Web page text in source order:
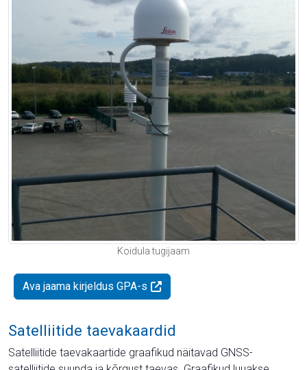
Koidula tugijaam
Ava jaama kirjeldus GPA-s
Satelliitide taevakaardid
Satelliitide taevakaartide graafikud näitavad GNSS-